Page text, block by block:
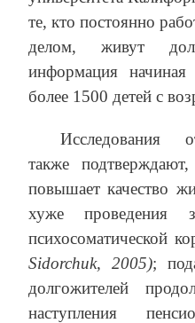
те, кто постоянно
делом, живут
информация
более 1500 детей с
Исследования
также
повышает качество
хуже проведения
психосоматической
Sidorchuk, 2005);
долгожителей
наступления